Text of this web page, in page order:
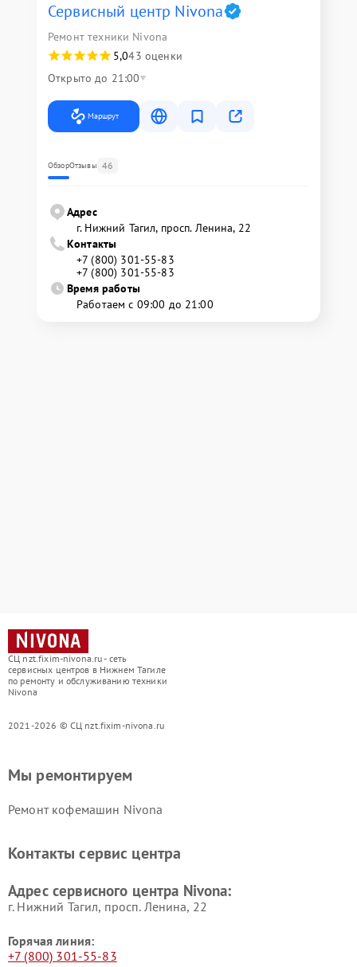
Сервисный центр Nivona
Ремонт техники Nivona
5,043 оценки
Открыто до 21:00
Маршрут
ОбзорОтзывы 46
Адрес
г. Нижний Тагил, просп. Ленина, 22
Контакты
+7 (800) 301-55-83
+7 (800) 301-55-83
Время работы
Работаем с 09:00 до 21:00
СЦ nzt.fixim-nivona.ru - сеть
сервисных центров в Нижнем Тагиле
по ремонту и обслуживанию техники
Nivona
2021-2026 © СЦ nzt.fixim-nivona.ru
Мы ремонтируем
Ремонт кофемашин Nivona
Контакты сервис центра
Адрес сервисного центра Nivona:
г. Нижний Тагил, просп. Ленина, 22
Горячая линия:
+7 (800) 301-55-83